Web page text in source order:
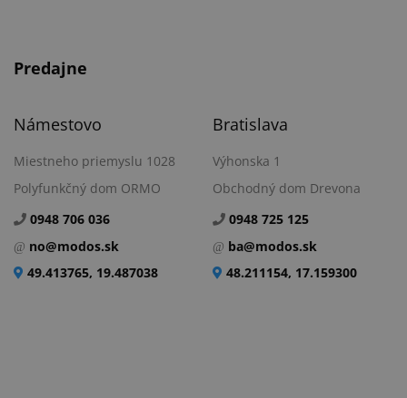
Predajne
Námestovo
Miestneho priemyslu 1028
Polyfunkčný dom ORMO
0948 706 036
no@modos.sk
49.413765, 19.487038
Bratislava
Výhonska 1
Obchodný dom Drevona
0948 725 125
ba@modos.sk
48.211154, 17.159300